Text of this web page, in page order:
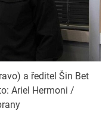
a ředitel Šin Bet
Ariel Hermoni /